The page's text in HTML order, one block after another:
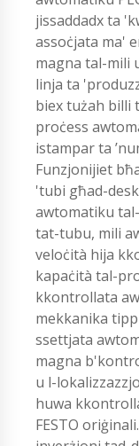
jissaddadx ta
assoċjata ma'
magna tal-mili
linja ta
biex tużah billi
proċess
istampar ta
Funzjonijiet
'tubi għad-
awtomatiku
tat-tubu, mili
veloċità hija
kapaċità tal-
kkontrollata
mekkanika
ssettjata
magna
u l-
huwa
FESTO